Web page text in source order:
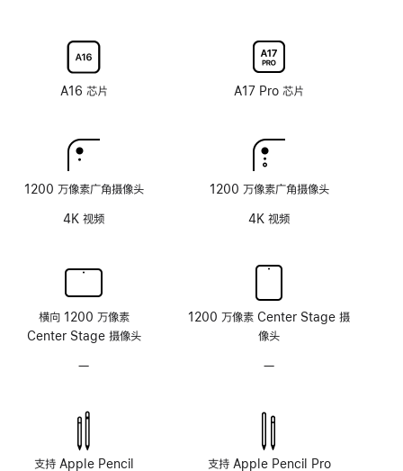
率
技
涂
层
配
纳
米
玻
面
A16 芯片
1200 万像素广角摄像头
4K 视频
横向 1200 万像素
Center Stage 摄像头
—
像
支持 Apple Pencil
率
技
配
纳
米
玻
面
A17 Pro 芯片
1200 万像素广角摄像头
4K 视频
1200 万像素 Center Stage 摄
像头
—
像
支持 Apple Pencil Pro